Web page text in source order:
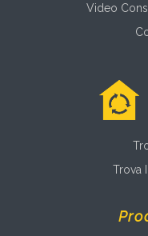
Video
Trova